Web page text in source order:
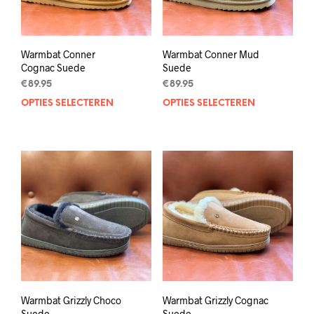
op
de
productpagina
op
de
Warmbat Conner
Cognac Suede
€89.95
OPTIES SELECTEREN
Dit
meerdere
variaties.
optie
kan
gekozen
worden
op
de
productpagina
Warmbat Conner Mud
Suede
€89.95
OPTIES SELECTEREN
op
Warmbat Grizzly Choco
Warmbat Grizzly Cognac